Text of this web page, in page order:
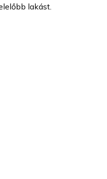
lakást.